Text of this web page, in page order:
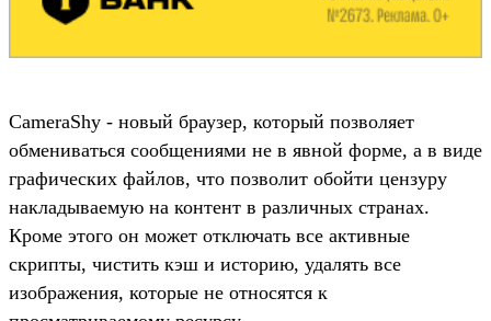
CameraShy - новый браузер, который позволяет
обмениваться сообщениями не в явной форме, а в виде
графических файлов, что позволит обойти цензуру
накладываемую на контент в различных странах.
Кроме этого он может отключать все активные
скрипты, чистить кэш и историю, удалять все
изображения, которые не относятся к